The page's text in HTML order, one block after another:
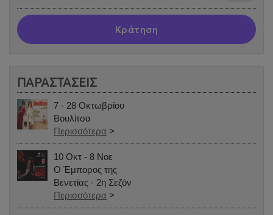
Κράτηση
ΠΑΡΑΣΤΑΣΕΙΣ
7 - 28 Οκτωβρίου
Βουλίτσα
Περισσότερα >
10 Οκτ - 8 Νοε
Ο Έμπορος της
Βενετίας - 2η Σεζόν
Περισσότερα >